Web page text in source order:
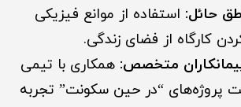
حائل: استفاده از موانع فیزیکی
کارگاه از فضای زندگی.
متخصص: همکاری با تیمی
پروژه‌های “در حین سکونت” تجربه